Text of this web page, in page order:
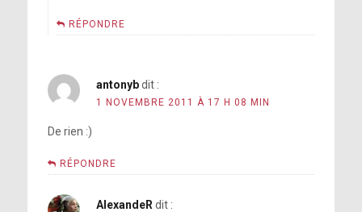
RÉPONDRE
antonyb dit :
1 NOVEMBRE 2011 À 17 H 08 MIN
De rien :)
RÉPONDRE
AlexandeR dit :